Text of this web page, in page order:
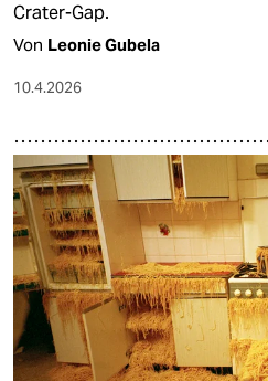
Crater-Gap.
Von Leonie Gubela
10.4.2026